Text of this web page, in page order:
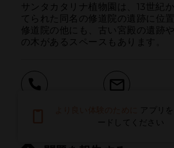
サンタカタリナ植物園は、13世紀
てられた同名の修道院の遺跡に位
修道院の他にも、古い宮殿の遺跡
の木があるスペースもあります。
アプリ
ードしてください